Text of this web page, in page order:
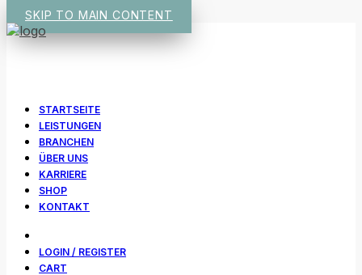
SKIP TO MAIN CONTENT
STARTSEITE
LEISTUNGEN
BRANCHEN
ÜBER UNS
KARRIERE
SHOP
KONTAKT
LOGIN / REGISTER
CART